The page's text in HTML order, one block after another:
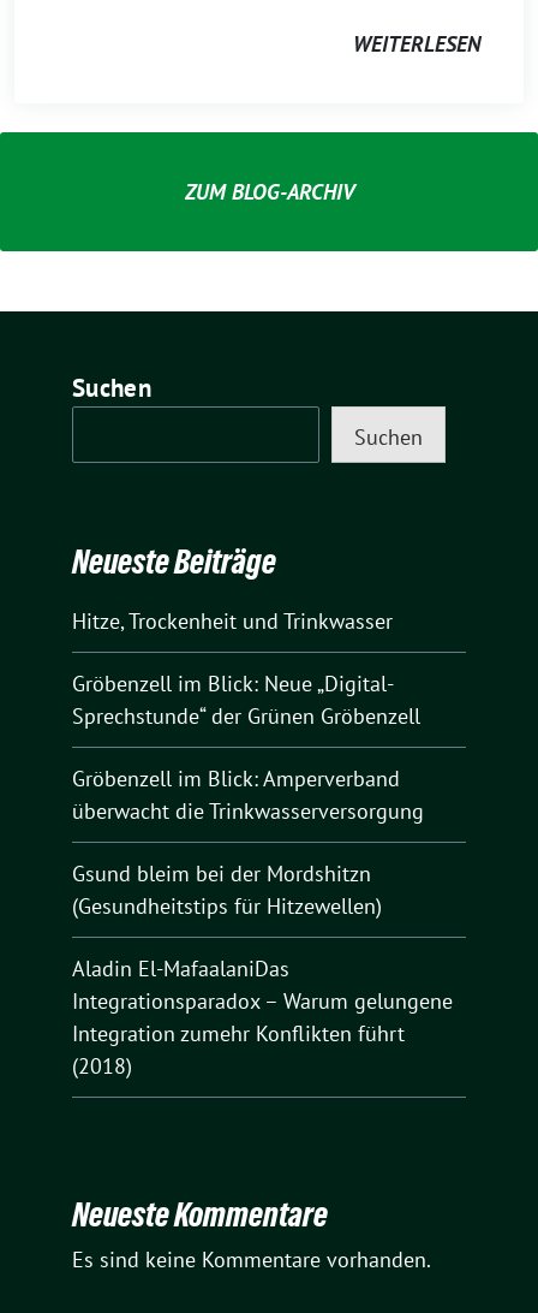
WEITERLESEN
ZUM BLOG-ARCHIV
Suchen
Suchen
Neueste Beiträge
Hitze, Trockenheit und Trinkwasser
Gröbenzell im Blick: Neue „Digital-
Sprechstunde“ der Grünen Gröbenzell
Gröbenzell im Blick: Amperverband
überwacht die Trinkwasserversorgung
Gsund bleim bei der Mordshitzn
(Gesundheitstips für Hitzewellen)
Aladin El-MafaalaniDas
Integrationsparadox – Warum gelungene
Integration zumehr Konflikten führt
(2018)
Neueste Kommentare
Es sind keine Kommentare vorhanden.